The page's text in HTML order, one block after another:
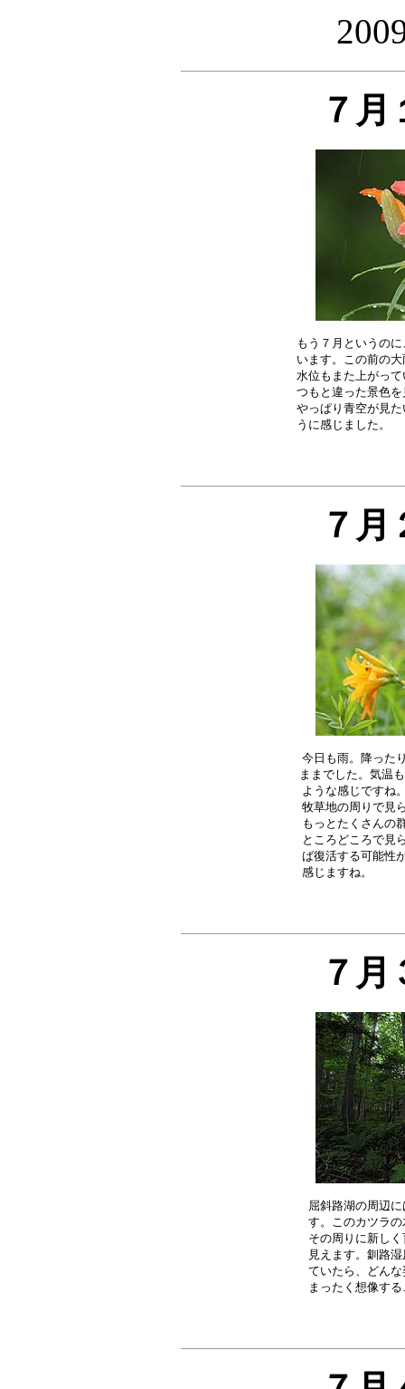
７
もう７月というの
います。この前の
水位もまた上がっ
つもと違った景色
やっぱり青空が見
７
今日も雨。降った
ままでした。気温
ような感じですね
牧草地の周りで見
もっとたくさんの
ところどころで見
ば復活する可能性
７
屈斜路湖の周辺
す。このカツラ
その周りに新し
見えます。釧路
ていたら、どん